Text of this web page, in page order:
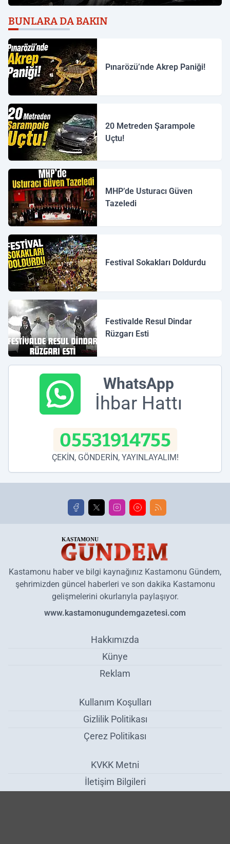
BUNLARA DA BAKIN
Pınarözü’nde Akrep Paniği!
20 Metreden Şarampole
Uçtu!
MHP’de Usturacı Güven
Tazeledi
Festival Sokakları Doldurdu
Festivalde Resul Dindar
Rüzgarı Esti
WhatsApp
İhbar Hattı
05531914755
ÇEKİN, GÖNDERİN, YAYINLAYALIM!
Kastamonu haber ve bilgi kaynağınız Kastamonu Gündem,
şehrimizden güncel haberleri ve son dakika Kastamonu
gelişmelerini okurlarıyla paylaşıyor.
www.kastamonugundemgazetesi.com
Hakkımızda
Künye
Reklam
Kullanım Koşulları
Gizlilik Politikası
Çerez Politikası
KVKK Metni
İletişim Bilgileri